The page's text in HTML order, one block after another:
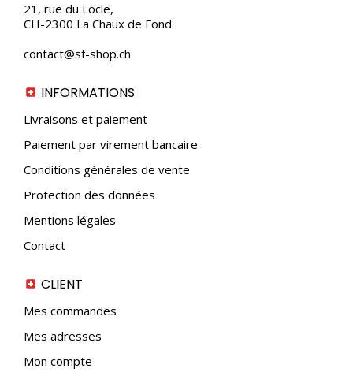
21, rue du Locle,
CH-2300 La Chaux de Fond
contact@sf-shop.ch
INFORMATIONS
Livraisons et paiement
Paiement par virement bancaire
Conditions générales de vente
Protection des données
Mentions légales
Contact
CLIENT
Mes commandes
Mes adresses
Mon compte